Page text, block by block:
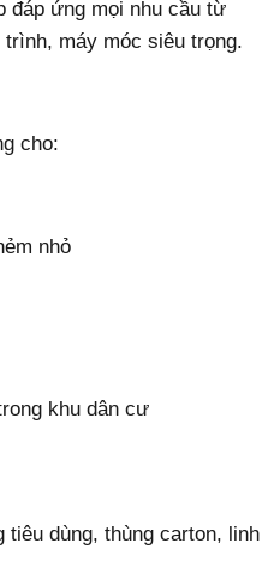
đáp ứng mọi nhu cầu từ
trình, máy móc siêu trọng.
cho:
nhỏ
khu dân cư
tiêu dùng, thùng carton, linh